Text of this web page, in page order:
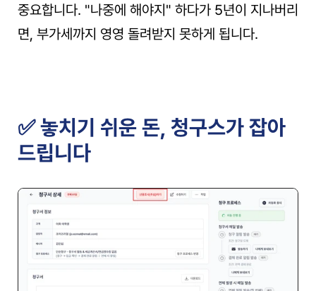
중요합니다. "나중에 해야지" 하다가 5년이 지나버리
면, 부가세까지 영영 돌려받지 못하게 됩니다.
✅ 놓치기 쉬운 돈, 청구스가 잡아
드립니다